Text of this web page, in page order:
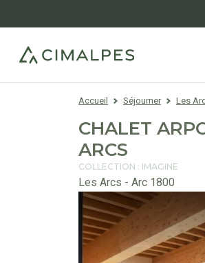
Accueil Séjourner Les
CHALET
ARCS
COLLECTION : IMAGINE
Les Arcs - Arc 1800